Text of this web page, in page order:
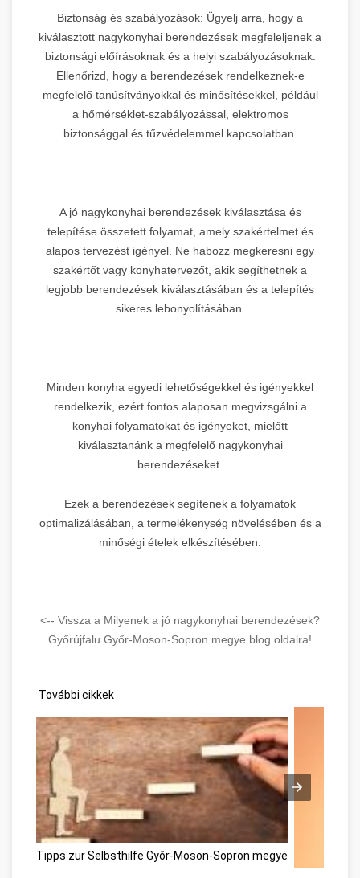
Biztonság és szabályozások: Ügyelj arra, hogy a
kiválasztott nagykonyhai berendezések megfeleljenek a
biztonsági előírásoknak és a helyi szabályozásoknak.
Ellenőrizd, hogy a berendezések rendelkeznek-e
megfelelő tanúsítványokkal és minősítésekkel, például
a hőmérséklet-szabályozással, elektromos
biztonsággal és tűzvédelemmel kapcsolatban.
A jó nagykonyhai berendezések kiválasztása és
telepítése összetett folyamat, amely szakértelmet és
alapos tervezést igényel. Ne habozz megkeresni egy
szakértőt vagy konyhatervezőt, akik segíthetnek a
legjobb berendezések kiválasztásában és a telepítés
sikeres lebonyolításában.
Minden konyha egyedi lehetőségekkel és igényekkel
rendelkezik, ezért fontos alaposan megvizsgálni a
konyhai folyamatokat és igényeket, mielőtt
kiválasztanánk a megfelelő nagykonyhai
berendezéseket.
Ezek a berendezések segítenek a folyamatok
optimalizálásában, a termelékenység növelésében és a
minőségi ételek elkészítésében.
<-- Vissza a Milyenek a jó nagykonyhai berendezések?
Győrújfalu Győr-Moson-Sopron megye blog oldalra!
További cikkek
Tipps zur Selbsthilfe Győr-Moson-Sopron megye